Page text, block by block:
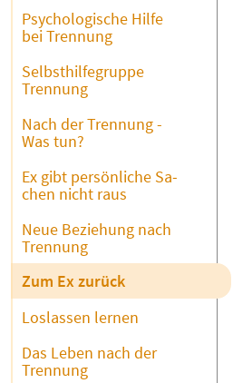
Psy­cho­lo­gi­sche Hil­fe
bei Tren­nung
Selbst­hil­fe­grup­pe
Tren­nung
Nach der Tren­nung -
Was tun?
Ex gibt per­sön­li­che Sa­
chen nicht raus
Neue Be­zie­hung nach
Tren­nung
Zum Ex zu­rück
Los­las­sen ler­nen
Das Le­ben nach der
Tren­nung